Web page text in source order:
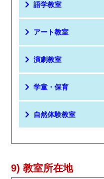
語学教室
アート教室
演劇教室
学童・保育
自然体験教室
9) 教室所在地